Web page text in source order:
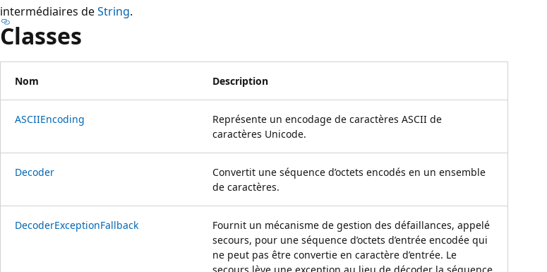
intermédiaires deString.
Classes
Nom Description
ASCIIEncoding
Représente un encodage de caractères ASCII de
caractères Unicode.
Decoder
Convertit une séquence d’octets encodés en un ensemble
de caractères.
DecoderExceptionFallback
Fournit un mécanisme de gestion des défaillances, appelé
secours, pour une séquence d’octets d’entrée encodée qui
ne peut pas être convertie en caractère d’entrée. Le
secours lève une exception au lieu de décoder la séquence